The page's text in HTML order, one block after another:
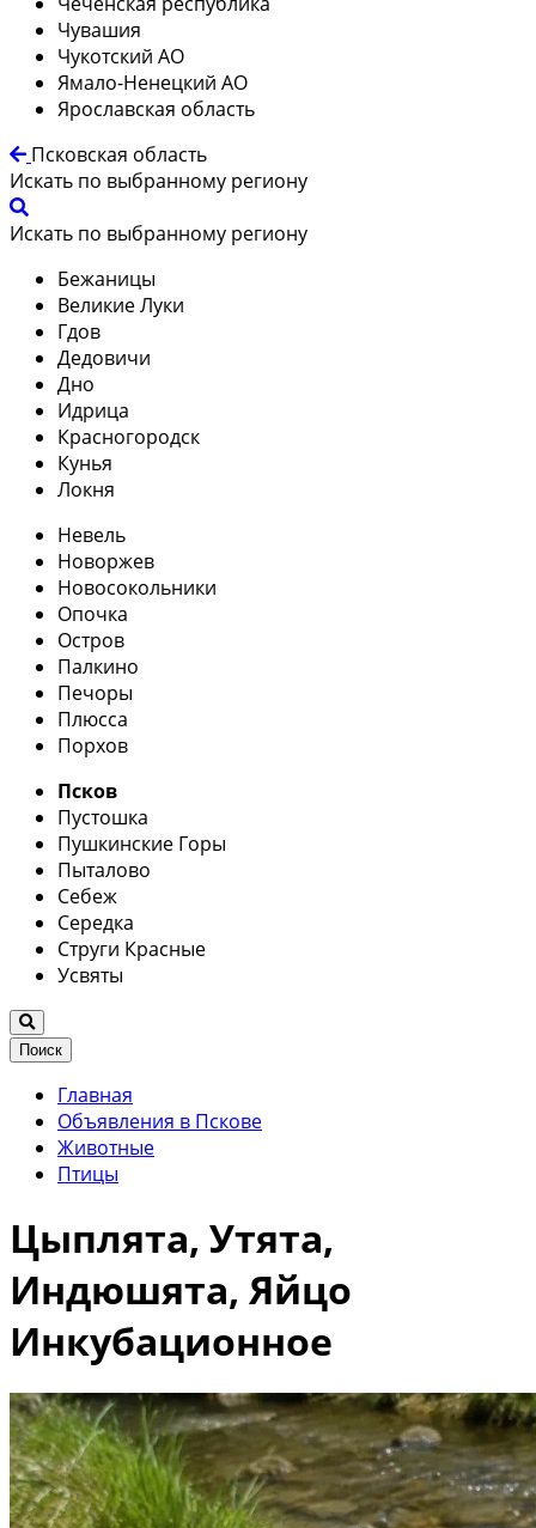
Чувашия
Чукотский АО
Ямало-Ненецкий АО
Ярославская область
Псковская область
Искать по выбранному региону
Искать по выбранному региону
Бежаницы
Великие Луки
Гдов
Дедовичи
Дно
Идрица
Красногородск
Кунья
Локня
Невель
Новоржев
Новосокольники
Опочка
Остров
Палкино
Печоры
Плюсса
Порхов
Псков
Пустошка
Пушкинские Горы
Пыталово
Себеж
Середка
Струги Красные
Усвяты
Поиск
Главная
Объявления в Пскове
Животные
Птицы
Цыплята, Утята,
Индюшята, Яйцо
Инкубационное